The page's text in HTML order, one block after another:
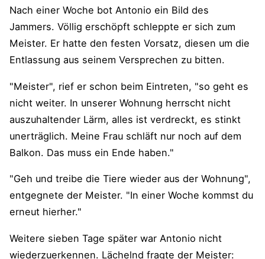
Nach einer Woche bot Antonio ein Bild des
Jammers. Völlig erschöpft schleppte er sich zum
Meister. Er hatte den festen Vorsatz, diesen um die
Entlassung aus seinem Versprechen zu bitten.
"Meister", rief er schon beim Eintreten, "so geht es
nicht weiter. In unserer Wohnung herrscht nicht
auszuhaltender Lärm, alles ist verdreckt, es stinkt
unerträglich. Meine Frau schläft nur noch auf dem
Balkon. Das muss ein Ende haben."
"Geh und treibe die Tiere wieder aus der Wohnung",
entgegnete der Meister. "In einer Woche kommst du
erneut hierher."
Weitere sieben Tage später war Antonio nicht
wiederzuerkennen. Lächelnd fragte der Meister: